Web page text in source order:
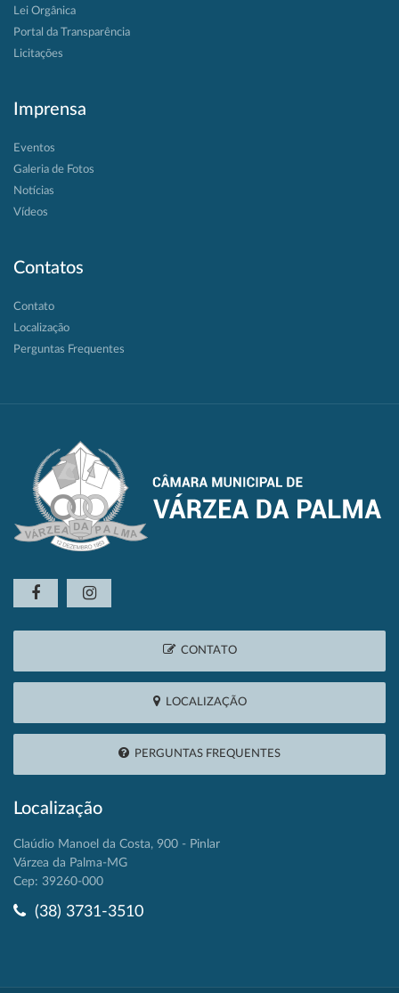
Lei Orgânica
Portal da Transparência
Licitações
Imprensa
Eventos
Galeria de Fotos
Notícias
Vídeos
Contatos
Contato
Localização
Perguntas Frequentes
CONTATO
LOCALIZAÇÃO
PERGUNTAS FREQUENTES
Localização
Claúdio Manoel da Costa, 900 - Pinlar
Várzea da Palma-MG
Cep: 39260-000
(38) 3731-3510